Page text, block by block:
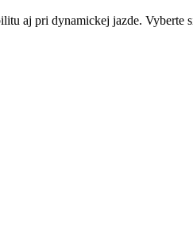
aj pri dynamickej jazde. Vyberte